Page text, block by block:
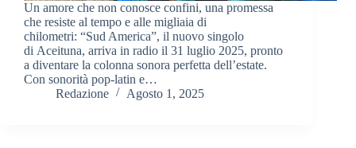
Un amore che non conosce confini, una promessa
che resiste al tempo e alle migliaia di
chilometri: “Sud America”, il nuovo singolo
di Aceituna, arriva in radio il 31 luglio 2025, pronto
a diventare la colonna sonora perfetta dell’estate.
Con sonorità pop-latin e…
Redazione
Agosto 1, 2025